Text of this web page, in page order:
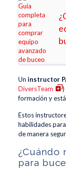
Un instructor
DiversTeam
)
formación y
Estos
habilidades
de manera
¿Cuándo
para